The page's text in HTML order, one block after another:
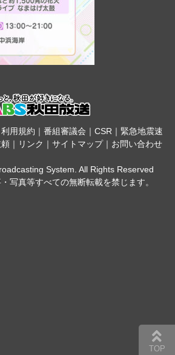
利用規約 ｜ 番組審議会 ｜ CSR｜ 緊急地震速
｜ リンク ｜ サイトマップ｜ お問い合わせ
System. All Rights Reserved
写真等すべての無断転載を禁じます。